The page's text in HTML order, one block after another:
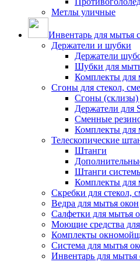
Метлы уличные
Инвентарь для мытья
Держатели и шубки
Держатели
Шубки для
Комплекты для
Сгоны для стекол,
Сгоны (склизы)
Держатели для
Сменные
Комплекты для
Телескопические
Штанги
Штанги
Комплекты для
Скребки для стекол,
Ведра для мытья окон
Салфетки для мытья
Моющие средства
Комплекты
Система для мытья
Инвентарь для